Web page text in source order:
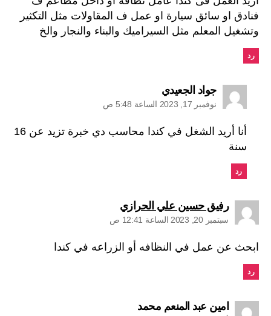
فنادق او سائق سيارة او عمل ف المقاولات مثل التكثير
وتشغيل المعلم مثل السيراميك والبناء والنجار والخ
رد
جواد الجعيدي
نوفمبر 17, 2023 الساعة 5:48 ص
أنا أريد الشغل في كندا محاسب دي خبرة تزيد عن 16
سنة
رد
رفيق حسين علي الحرازي
سبتمبر 20, 2023 الساعة 12:41 ص
ابحث عن عمل في النظافه أو الزراعه في كندا
رد
امين عبد المنعم محمد